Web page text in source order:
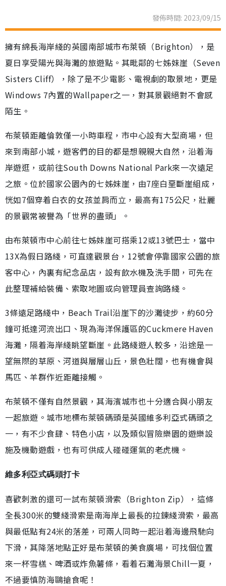
發佈時間: 2023/09/15
擁有綿長海岸綫的英國南部城市布萊頓（Brighton），是
夏日享受陽光與海灘的旅遊點。其毗鄰的七姊妹崖（Seven
Sisters Cliff），除了是不少電影、電視劇的取景地，更是
Windows 7內置的Wallpaper之一，對其景觀絕對不會感
陌生。
布萊頓距離倫敦僅一小時車程，市中心設有大型商場，但
來到南部小城，遊客們的目的都是想親親大自然，沿着海
岸遊逛，或前往South Downs National Park來一次遠足
之旅。位於國家公園內的七姊妹崖，由7座白堊斷崖組成，
恍如7個穿着白衣的女孩並肩而立，最高有175公尺，壯麗
的景觀常被譽為「世界的盡頭」。
由布萊頓市中心前往七姊妹崖可搭乘12或13號巴士，當中
13X為假日路綫，可直達觀景台，12號會停靠國家公園的旅
客中心，內裏有紀念品店，設有飲水機及洗手間，可先在
此整理補給裝備、索取地圖或向管理員查詢路綫。
3條遠足路綫中，Beach Trail沿崖下的沙灘徒步，約60分
鐘可抵達河流出口、現為海洋保護區的Cuckmere Haven
海灘，隔着海岸綫眺望斷崖。此路綫遊人較多，沿途是一
望無際的草原、河道與層層山丘，景色壯闊，也有機會與
馬匹、羊群作近距離接觸。
布萊頓不僅有自然景觀，其海濱城市也十分適合與小朋友
一起旅遊。城市地標布萊頓碼頭是英國維多利亞式碼頭之
一，有不少食肆、特色小店，以及類似冒險樂園的遊樂設
施及機動遊戲，也有可供成人碰碰運氣的老虎機。
維多利亞式碼頭打卡
喜歡刺激的還可一試布萊頓滑索（Brighton Zip），這條
全長300米的雙綫滑索是南海岸上最長的拉鍊綫滑索，最高
與最低點有24米的落差，可兩人同時一起沿着海邊飛馳向
下滑，其降落地點正好是布萊頓的美食廣場，可找個位置
來一杯雪榚、啤酒或炸魚薯條，看着石灘海景Chill一夏，
不過要慎防海鷗搶食呢！